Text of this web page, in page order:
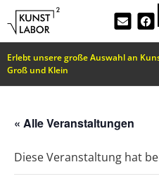
Erlebt unsere große Auswahl an
Groß und Klein
« Alle Veranstaltungen
Diese Veranstaltung hat